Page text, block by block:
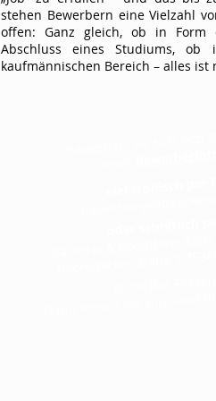
stehen Bewerbern eine Vielzahl
offen: Ganz gleich, ob in Form
Abschluss eines Studiums, ob
kaufmännischen Bereich – alles ist